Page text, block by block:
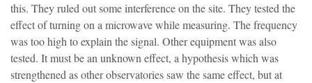
this. They ruled out some interference on the site. They tested the
effect of turning on a microwave while measuring. The frequency
was too high to explain the signal. Other equipment was also
tested. It must be an unknown effect, a hypothesis which was
strengthened as other observatories saw the same effect, but at